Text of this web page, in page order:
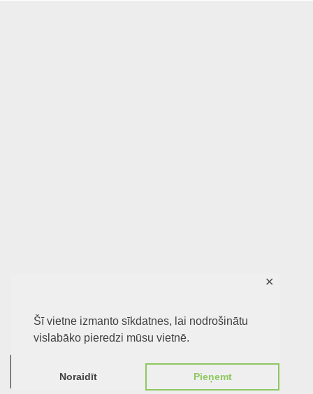
Šī vietne izmanto sīkdatnes, lai nodrošinātu
vislabāko pieredzi mūsu vietnē.
Noraidīt Pieņemt
✕